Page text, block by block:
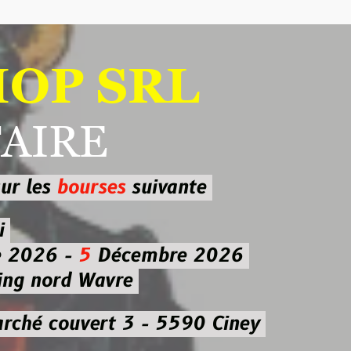
SRL
suivante
5Décembre 2026
Wavre
3 - 5590 Ciney